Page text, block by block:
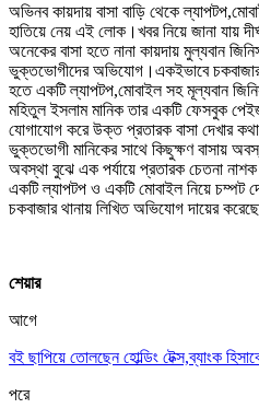
অভিনব কায়দায় বাসা বাড়ি থেকে
হাতিয়ে নেয় এই লোক।খবর নিয়ে জানা যায়
অনেকের বাসা হতে নানা কায়দায় মুল্যবান
ভুক্তভোগীদের অভিযোগ।একইভাবে চকবাজার
হতে একটি ল্যাপটপ,মোবাইল সহ মূল্যবান
মহিতুল ইসলাম মানিক তার একটি ফেসবুক পেইজ-
যোগাযোগ করে উক্ত প্রতারক বাসা দেখার
ভুক্তভোগী মানিকের সাথে কিছুক্ষণ বাসায়
অবস্থা বুঝে এক পর্যায়ে প্রতারক চেতনা
একটি ল্যাপটপ ও একটি মোবাইল নিয়ে চম্পট
চকবাজার থানায় লিখিত অভিযোগ দায়ের
শেয়ার
আগে
বই ছাপিয়ে তোলছেন হোল্ডিং টেক্স,ব্যাংক
পরে